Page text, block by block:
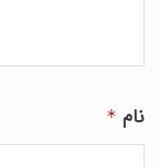
نام *